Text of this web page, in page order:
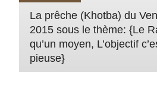
La prêche (Khotba) du
2015 sous le thème: {Le
qu’un moyen, L’objectif
pieuse}